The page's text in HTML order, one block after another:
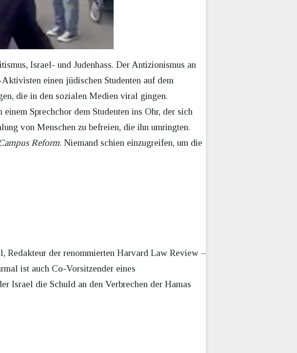
Israel- und Judenhass. Der Antizionismus an
einen jüdischen Studenten auf dem
die in den sozialen Medien viral gingen.
Sprechchor dem Studenten ins Ohr, der sich
von Menschen zu befreien, die ihn umringten.
Reform. Niemand schien einzugreifen, um die
Redakteur der renommierten Harvard Law Review –
ist auch Co-Vorsitzender eines
Israel die Schuld an den Verbrechen der Hamas